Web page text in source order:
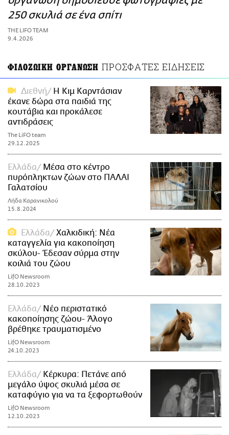
ΑΜΠΑ
PRINT
250 σκυλιά σε ένα σπίτι
THE LIFO TEAM
9.4.2026
ΦΙΛΟΖΩΙΚΗ ΟΡΓΑΝΩΣΗ ΠΡΟΣΦΑΤΕΣ ΕΙΔΗΣΕΙΣ
Διεθνή
Η Κιμ Καρντάσιαν
έκανε δώρα στα παιδιά της
κουτάβια και προκάλεσε
αντιδράσεις
The LiFO team
29.12.2025
Ελλάδα
Μέσα στο κέντρο
πυρόπληκτων ζώων στο ΠΑΛΑΙ
Γαλατσίου
Λήδα Καρανικολού
15.8.2024
Ελλάδα
Χαλκιδική: Νέα
καταγγελία για κακοποίηση
σκύλου- Έδεσαν σύρμα στην
κοιλιά του ζώου
LifO Newsroom
28.10.2023
Ελλάδα
Νέο περιστατικό
κακοποίησης ζώου- Άλογο
βρέθηκε τραυματισμένο
LifO Newsroom
24.10.2023
Ελλάδα
Κέρκυρα: Πετάνε από
μεγάλο ύψος σκυλιά μέσα σε
καταφύγιο για να τα ξεφορτωθούν
LifO Newsroom
12.10.2023